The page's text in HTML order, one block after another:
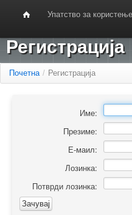
Упатство за
Регистрација
Почетна / Регистрација
Име:
Презиме:
Е-маил:
Лозинка:
Потврди лозинка: